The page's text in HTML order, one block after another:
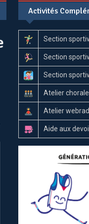
Vivant
Activités
Section
Section
Section
Atelier chorale
Atelier
Aide aux